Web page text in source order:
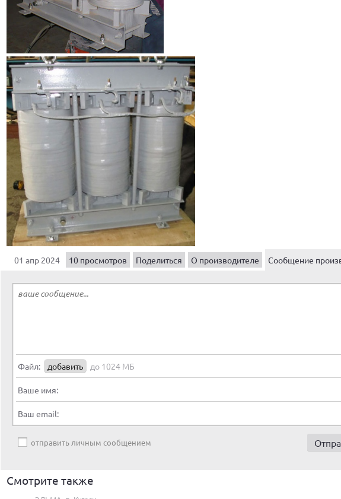
01 апр 2024 10 просмотров Поделиться О производителе Сообщение
Файл: добавить до 1024 МБ
Ваше имя:
Ваш email:
отправить личным сообщением
Смотрите также